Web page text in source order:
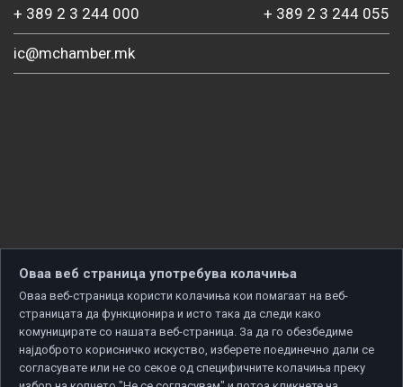
+ 389 2 3 244 000 + 389 2 3 244 055
ic@mchamber.mk
Оваа веб страница употребува колачиња
Оваа веб-страница користи колачиња кои помагаат на веб-
страницата да функционира и исто така да следи како
комуницирате со нашата веб-страница. За да го обезбедиме
најдоброто корисничко искуство, изберете поединечно дали се
согласувате или не со секое од специфичните колачиња преку